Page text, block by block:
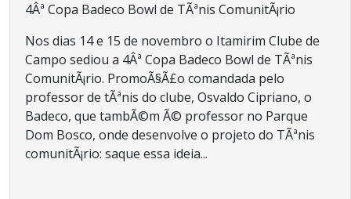
4Âª Copa Badeco Bowl de TÃªnis ComunitÃ¡rio
Nos dias 14 e 15 de novembro o Itamirim Clube de
Campo sediou a 4Âª Copa Badeco Bowl de TÃªnis
ComunitÃ¡rio. PromoÃ§Ã£o comandada pelo
professor de tÃªnis do clube, Osvaldo Cipriano, o
Badeco, que tambÃ©m Ã© professor no Parque
Dom Bosco, onde desenvolve o projeto do TÃªnis
comunitÃ¡rio: saque essa ideia...